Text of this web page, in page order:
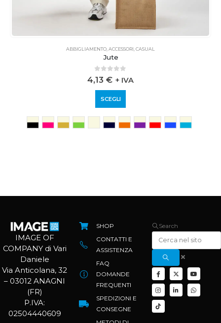
ABBIGLIAMENTO,ACCESSORI,CASUAL
Jute
0 out of 5
4,13 € + IVA
SCEGLI
IMAGE OF
COMPANY di Vari
Daniele
Via Anticolana, 32
– 03012 ANAGNI
(FR)
P.IVA:
02504440609
SHOP
CONTATTI E
ASSISTENZA
FAQ
DOMANDE
FREQUENTI
SPEDIZIONI E
CONSEGNE
Search